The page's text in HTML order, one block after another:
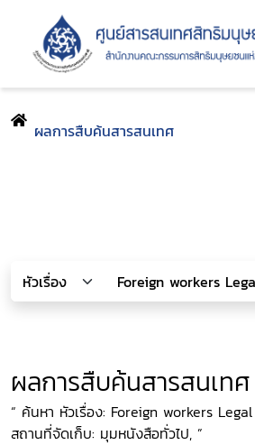
ผลการสืบค้นสารสนเทศ
ผลการสืบค้นสารสนเทศ
“ ค้นหา หัวเรื่อง: Foreign workers
สถานที่จัดเก็บ: มุมหนังสือทั่วไป, ”